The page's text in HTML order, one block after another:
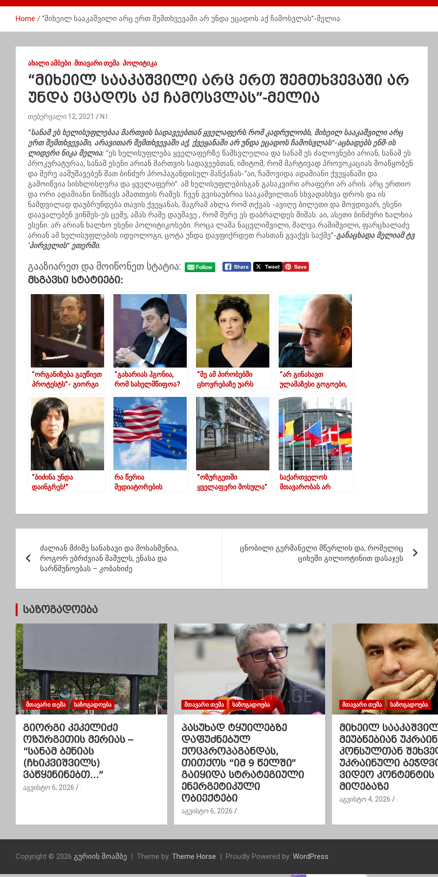
Home “მიხეილ სააკაშვილი არც ერთ შემთხვევაში არ უნდა ეცადოს აქ ჩამოსვლას”-მელია
ᲐᲮᲐᲚᲘ ᲐᲛᲑᲔᲑᲘ ᲛᲗᲐᲕᲐᲠᲘ ᲗᲔᲛᲐ ᲞᲝᲚᲘᲢᲘᲙᲐ
“მიხეილ სააკაშვილი არც ერთ შემთხვევაში არ
უნდა ეცადოს აქ ჩამოსვლას”-მელია
თებერვალი 12, 2021 N.I
“სანამ ეს ხელისუფლებაა მართვის სადავეებთან ყველაფერს რომ კადრულობს, მიხეილ სააკაშვილი არც
ერთ შემთხვევაში, არავითარ შემთხვევაში აქ, ქვეყანაში არ უნდა ეცადოს ჩამოსვლას”-აცხადებს ენმ-ის
ლიდერი ნიკა მელია: “ეს ხელისუფლება ყველაფერზე წამსვლელია და სანამ ეს ძალოვნები არიან, სანამ ეს
პროკურატურაა, სანამ ესენი არიან მართვის სადავეებთან, იმიტომ, რომ მარტივად პროვოკაციას მოაწყობენ
და მერე აამუშავებენ მათ ბინძურ პროპაგანდისულ მანქანას-“აი, ჩამოვიდა ადამიანი ქვეყანაში და
გამოიწვია სისხლისღვრა და ყველაფერი”. ამ ხელისუფლებისგან გასაკვირი არაფერი არ არის. არც ერთიო
და ორი ადამიანი ნიშნავს ამათთვის რამეს. ჩვენ გვისაუბრია სააკაშვილთან სხვადასხვა დროს და ის
ნამდვილად დაუბრუნდება თავის ქვეყანას, მაგრამ ახლა რომ თქვას -ავიღე ბილეთი და მოვდივარ, ესენი
დაავალებენ ვინმეს-ეს ცემე, ამას რამე დაუშავე , რომ მერე ეს დაბრალდეს მიშას. აი, ასეთი ბინძური ხალხია
ესენი. არ არიან ხალხო ესენი პოლიტიკოსები. როცა ლაშა ნაცვლიშვილი, შალვა რამიშვილი, ფარცხალაძე
არიან ამ ხელისუფლების იდეოლოგი, ცოტა უნდა დავფიქრდეთ რასთან გვაქვს საქმე”-განაცხადა მელიამ ტვ
‘პირველის” ეთერში.
გააზიარეთ და მოიწონეთ სტატია:
Მსგავსი Სტატიები:
“ორგანიზება გაუწიეთ
პროტესტს”- გიორგი
მიმართავს
“გახარიას ჰგონია,
რომ სახელმწიფოა?
ხალხი”
“მე ამ პირობებში
ცხოვრებაზე უარს
“არ გინახავთ
ულამაზესი გოგოები,
გათხოვების მერე
საერთოდ რომ
ქრებიან”….
“ბიძინა უნდა
დაინგრეს!”
რა წერია
მედიატორების
“ოზურგეთში
ყველაფერი მოსულა”
საქართველოს
მთავარობას არ
უსაფრთხოება –
ო
ტ
ი
ს
ნ
ა
ვ
ი
გ
ა
ც
ძალიან მძიმე სანახავი და მოსასმენია,
როგორ ებრძვიან მამულს, ენასა და
სარწმუნოებას – კობახიძე
ცნობილი გერმანელი მწერლის და, რომელიც
ციხეში გილიოტინით დასაჯეს
საზოგადოება
ᲛᲗᲐᲕᲐᲠᲘ ᲗᲔᲛᲐ ᲡᲐᲖᲝᲒᲐᲓᲝᲔᲑᲐ
გიორგი კეკელიძე
ოზურგეთის მერიას –
“სანამ ბენიას
(ჩხიკვიშვილს)
ვაწყენინებთ…”
აგვისტო 6, 2026
ᲛᲗᲐᲕᲐᲠᲘ ᲗᲔᲛᲐ ᲡᲐᲖᲝᲒᲐᲓᲝᲔᲑᲐ
პასუხად ტყუილებზე
დაფუძნებულ
ქოცპროპაგანდას,
თითქოს “იმ 9 წელში”
გაიყიდა სტრატეგიული
ენერგეტიკული
ობიექტები
აგვისტო 6, 2026
ᲛᲗᲐᲕᲐᲠᲘ ᲗᲔᲛᲐ ᲡᲐᲖᲝᲒᲐᲓᲝᲔᲑᲐ
მიხეილ
მეუბნებიან
კონსულთან
უკრაინული
ვიდეო კონტენტის
მიღებაზე
აგვისტო 4, 2026
Copyright © 2026 გურიის მოამბე Theme by: Theme Horse Proudly Powered by: WordPress